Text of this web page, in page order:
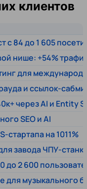
клиентов
с 84 до 1 605
нише: +54%
для
и ссылок-
через AI и Entity
SEO и AI
стартапа на 1011%
завода ЧПУ-
до 2 600
для музыкального